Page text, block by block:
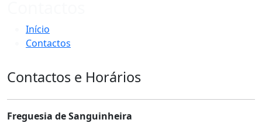
Início
Contactos
Contactos e Horários
Freguesia de Sanguinheira